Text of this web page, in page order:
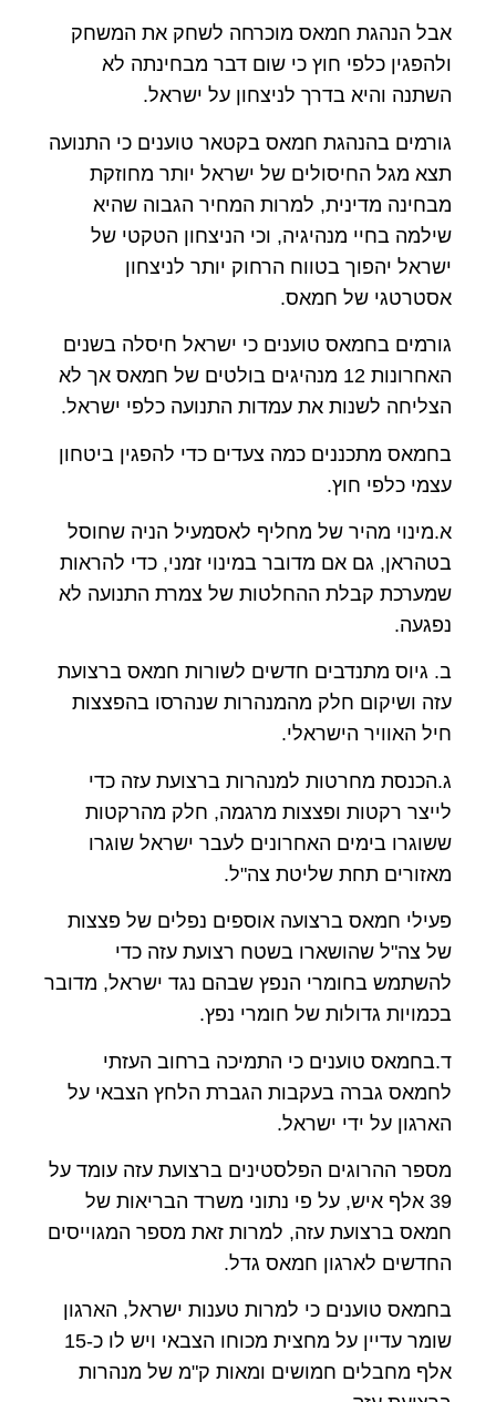
אבל הנהגת חמאס מוכרחה לשחק את המשחק
ולהפגין כלפי חוץ כי שום דבר מבחינתה לא
השתנה והיא בדרך לניצחון על ישראל.
גורמים בהנהגת חמאס בקטאר טוענים כי התנועה
תצא מגל החיסולים של ישראל יותר מחוזקת
מבחינה מדינית, למרות המחיר הגבוה שהיא
שילמה בחיי מנהיגיה, וכי הניצחון הטקטי של
ישראל יהפוך בטווח הרחוק יותר לניצחון
אסטרטגי של חמאס.
גורמים בחמאס טוענים כי ישראל חיסלה בשנים
האחרונות 12 מנהיגים בולטים של חמאס אך לא
הצליחה לשנות את עמדות התנועה כלפי ישראל.
בחמאס מתכננים כמה צעדים כדי להפגין ביטחון
עצמי כלפי חוץ.
א.מינוי מהיר של מחליף לאסמעיל הניה שחוסל
בטהראן, גם אם מדובר במינוי זמני, כדי להראות
שמערכת קבלת ההחלטות של צמרת התנועה לא
נפגעה.
ב. גיוס מתנדבים חדשים לשורות חמאס ברצועת
עזה ושיקום חלק מהמנהרות שנהרסו בהפצצות
חיל האוויר הישראלי.
ג.הכנסת מחרטות למנהרות ברצועת עזה כדי
לייצר רקטות ופצצות מרגמה, חלק מהרקטות
ששוגרו בימים האחרונים לעבר ישראל שוגרו
מאזורים תחת שליטת צה"ל.
פעילי חמאס ברצועה אוספים נפלים של פצצות
של צה"ל שהושארו בשטח רצועת עזה כדי
להשתמש בחומרי הנפץ שבהם נגד ישראל, מדובר
בכמויות גדולות של חומרי נפץ.
ד.בחמאס טוענים כי התמיכה ברחוב העזתי
לחמאס גברה בעקבות הגברת הלחץ הצבאי על
הארגון על ידי ישראל.
מספר ההרוגים הפלסטינים ברצועת עזה עומד על
39 אלף איש, על פי נתוני משרד הבריאות של
חמאס ברצועת עזה, למרות זאת מספר המגוייסים
החדשים לארגון חמאס גדל.
בחמאס טוענים כי למרות טענות ישראל, הארגון
שומר עדיין על מחצית מכוחו הצבאי ויש לו כ-15
אלף מחבלים חמושים ומאות ק"מ של מנהרות